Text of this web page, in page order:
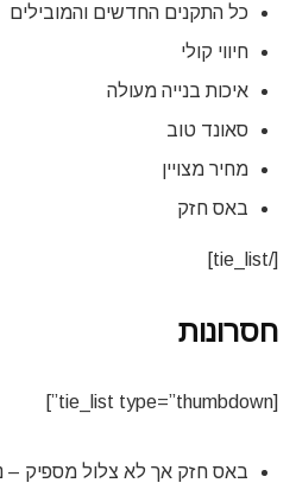
כל התקנים החדשים והמובילים
חיווי קולי
איכות בנייה מעולה
סאונד טוב
מחיר מצויין
באס חזק
[/tie_list]
חסרונות
[tie_list type=”thumbdown”]
באס חזק אך לא צלול מספיק –